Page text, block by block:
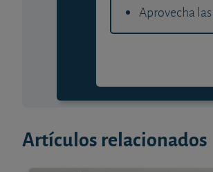
Aprovecha las
Artículos relacionados